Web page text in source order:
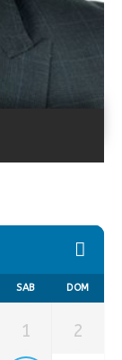
SAB DOM
1 2